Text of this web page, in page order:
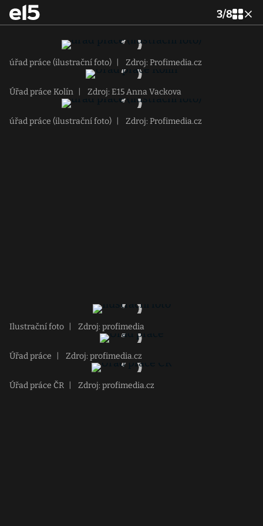
3/8
úřad práce (ilustrační foto) Zdroj: Profimedia.cz
Úřad práce Kolín Zdroj: E15 Anna Vackova
úřad práce (ilustrační foto) Zdroj: Profimedia.cz
Ilustrační foto Zdroj: profimedia
Úřad práce Zdroj: profimedia.cz
Úřad práce ČR Zdroj: profimedia.cz